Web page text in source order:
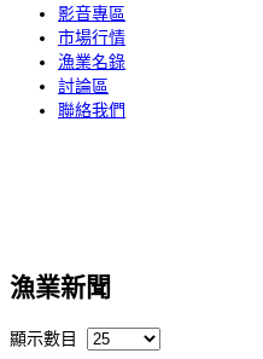
影音專區
市場行情
漁業名錄
討論區
聯絡我們
漁業新聞
顯示數目